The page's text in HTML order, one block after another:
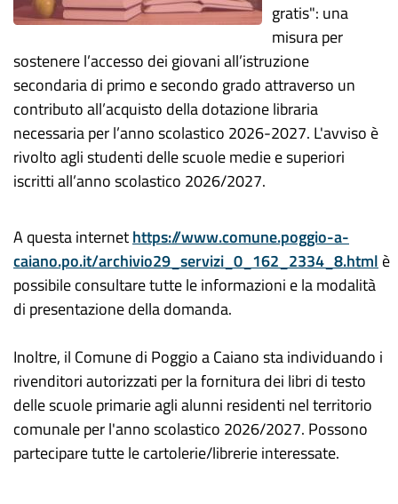
gratis": una
misura per
sostenere l’accesso dei giovani all’istruzione
secondaria di primo e secondo grado attraverso un
contributo all’acquisto della dotazione libraria
necessaria per l’anno scolastico 2026-2027. L'avviso è
rivolto agli studenti delle scuole medie e superiori
iscritti all’anno scolastico 2026/2027.
A questa internethttps://www.comune.poggio-a-
caiano.po.it/archivio29_servizi_0_162_2334_8.html è
possibile consultare tutte le informazioni e la modalità
di presentazione della domanda.
Inoltre, il Comune di Poggio a Caiano sta individuando i
rivenditori autorizzati per la fornitura dei libri di testo
delle scuole primarie agli alunni residenti nel territorio
comunale per l'anno scolastico 2026/2027. Possono
partecipare tutte le cartolerie/librerie interessate.